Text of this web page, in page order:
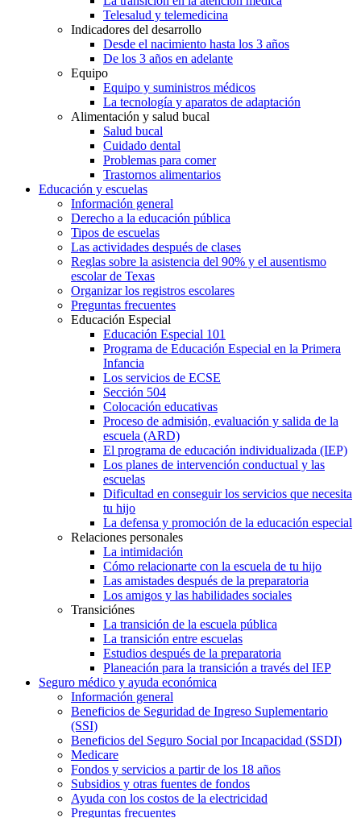
Telesalud y telemedicina
Indicadores del desarrollo
Desde el nacimiento hasta los 3 años
De los 3 años en adelante
Equipo
Equipo y suministros médicos
La tecnología y aparatos de adaptación
Alimentación y salud bucal
Salud bucal
Cuidado dental
Problemas para comer
Trastornos alimentarios
Educación y escuelas
Información general
Derecho a la educación pública
Tipos de escuelas
Las actividades después de clases
Reglas sobre la asistencia del 90% y el ausentismo
escolar de Texas
Organizar los registros escolares
Preguntas frecuentes
Educación Especial
Educación Especial 101
Programa de Educación Especial en la Primera
Infancia
Los servicios de ECSE
Sección 504
Colocación educativas
Proceso de admisión, evaluación y salida de la
escuela (ARD)
El programa de educación individualizada (IEP)
Los planes de intervención conductual y las
escuelas
Dificultad en conseguir los servicios que necesita
tu hijo
La defensa y promoción de la educación especial
Relaciones personales
La intimidación
Cómo relacionarte con la escuela de tu hijo
Las amistades después de la preparatoria
Los amigos y las habilidades sociales
Transiciónes
La transición de la escuela pública
La transición entre escuelas
Estudios después de la preparatoria
Planeación para la transición a través del IEP
Seguro médico y ayuda económica
Información general
Beneficios de Seguridad de Ingreso Suplementario
(SSI)
Beneficios del Seguro Social por Incapacidad (SSDI)
Medicare
Fondos y servicios a partir de los 18 años
Subsidios y otras fuentes de fondos
Ayuda con los costos de la electricidad
Preguntas frecuentes